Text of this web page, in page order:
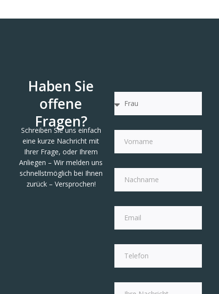
Haben Sie
offene
Fragen?
Schreiben Sie uns einfach
eine kurze Nachricht mit
Ihrer Frage, oder Ihrem
Anliegen – Wir melden uns
schnellstmöglich bei Ihnen
zurück – Versprochen!